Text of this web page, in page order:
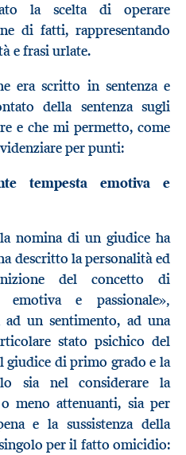
la scelta di operare
di fatti, rappresentando
e frasi urlate.
era scritto in sentenza e
della sentenza sugli
e che mi permetto, come
per punti:
tempesta emotiva e
nomina di un giudice ha
descritto la personalità ed
del concetto di
emotiva e passionale»,
un sentimento, ad una
stato psichico del
giudice di primo grado e la
sia nel considerare la
meno attenuanti, sia per
e la sussistenza della
per il fatto omicidio: